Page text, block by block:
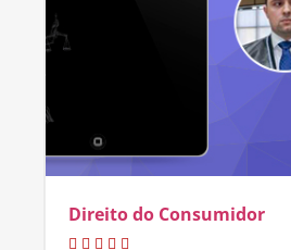
Direito do Consumidor